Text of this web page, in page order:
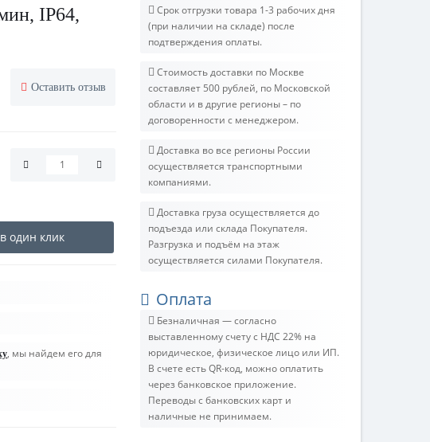
IP64,
Оставить отзыв
один клик
, мы найдем его для
Срок отгрузки товара 1-3 рабочих дня
(при наличии на складе) после
подтверждения оплаты.
Стоимость доставки по Москве
составляет 500 рублей, по Московской
области и в другие регионы – по
договоренности с менеджером.
Доставка во все регионы России
осуществляется транспортными
компаниями.
Доставка груза осуществляется до
подъезда или склада Покупателя.
Разгрузка и подъём на этаж
осуществляется силами Покупателя.
Оплата
Безналичная — согласно
выставленному счету c НДС 22% на
юридическое, физическое лицо или ИП.
В счете есть QR-код, можно оплатить
через банковское приложение.
Переводы с банковских карт и
наличные не принимаем.